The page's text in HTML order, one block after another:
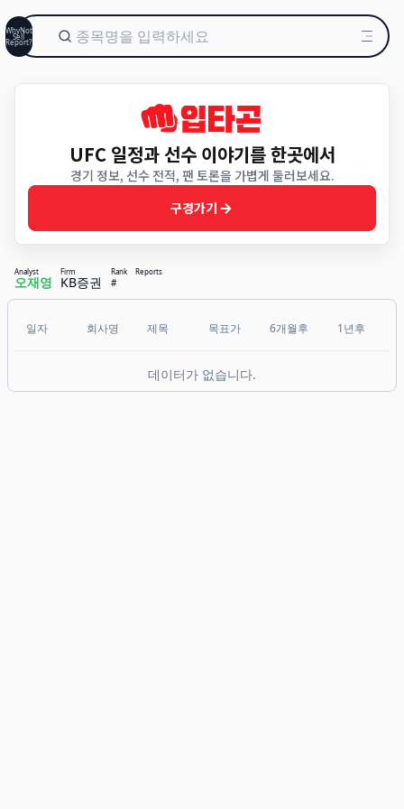
WhyNot
Sell
Report?
UFC 일정과 선수 이야기를 한곳에서
경기 정보, 선수 전적, 팬 토론을 가볍게 둘러보세요.
구경가기
Analyst
오재영
Firm
KB증권
Rank
#
Reports
데이터가 없습니다.
일자 회사명 제목 목표가 6개월후 1년후